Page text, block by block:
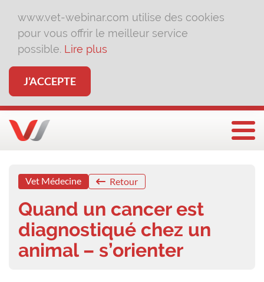
www.vet-webinar.com utilise des cookies
pour vous offrir le meilleur service
possible. Lire plus
J’ACCEPTE
Vet Médecine Retour
Quand un cancer est
diagnostiqué chez un
animal – s’orienter